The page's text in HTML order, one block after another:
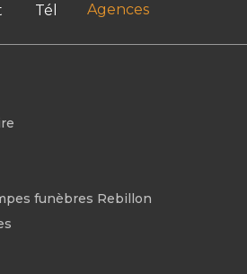
Tél Agences
funèbres Rebillon